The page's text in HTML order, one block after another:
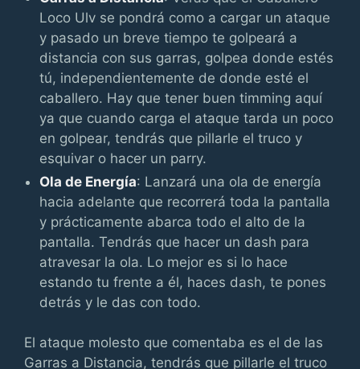
Loco Ulv se pondrá como a cargar un ataque
y pasado un breve tiempo te golpeará a
distancia con sus garras, golpea donde estés
tú, independientemente de donde esté el
caballero. Hay que tener buen timming aquí
ya que cuando carga el ataque tarda un poco
en golpear, tendrás que pillarle el truco y
esquivar o hacer un parry.
Ola de Energía: Lanzará una ola de energía
hacia adelante que recorrerá toda la pantalla
y prácticamente abarca todo el alto de la
pantalla. Tendrás que hacer un dash para
atravesar la ola. Lo mejor es si lo hace
estando tu frente a él, haces dash, te pones
detrás y le das con todo.
El ataque molesto que comentaba es el de las
Garras a Distancia, tendrás que pillarle el truco